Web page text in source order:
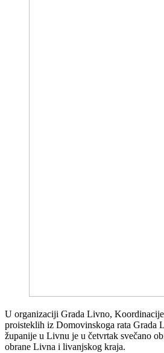
U organizaciji Grada Livno,
proisteklih iz Domovinskoga rata Grada
županije u Livnu je u četvrtak svečano
obrane Livna i livanjskog kraja.